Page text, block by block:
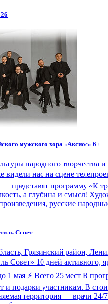
мужского хора «Аксиос» 6+
народного
нас на сцене
— представят программу «К
а глубина и смысл!
русские
Совет
Грязинский район,
Совет» 10 дней активного,
1 мая ⚡ Всего 25 мест В
и подарки участникам. В
территория — врачи